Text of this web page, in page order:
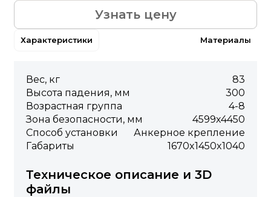
Характеристики Материалы
Вес, кг
83
Высота падения, мм
300
Возрастная группа
4-8
Зона безопасности, мм
4599х4450
Способ установки
Анкерное крепление
Габариты
1670x1450x1040
Техническое описание и 3D
файлы
Узнать цену